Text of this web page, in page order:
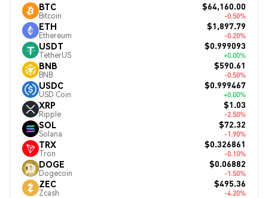
BTC
Bitcoin
$64,160.00
-0.50%
ETH
Ethereum
$1,897.79
-0.20%
USDT
TetherUS
$0.999093
+0.00%
BNB
BNB
$590.61
-0.50%
USDC
USD Coin
$0.999467
+0.00%
XRP
Ripple
$1.03
-2.50%
SOL
Solana
$72.32
-1.90%
TRX
Tron
$0.326861
-0.10%
DOGE
Dogecoin
$0.06882
-1.50%
ZEC
Zcash
$495.36
-4.20%